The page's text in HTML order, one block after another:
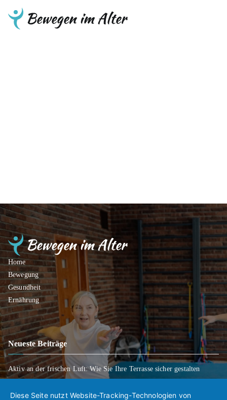
Home
Bewegung
Gesundheit
Ernährung
Neueste Beiträge
Aktiv an der frischen Luft: Wie Sie Ihre Terrasse sicher gestalten
klar regeln
Diese Seite nutzt Website-Tracking-Technologien von